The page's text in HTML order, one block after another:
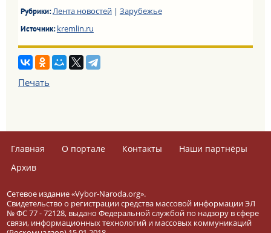
Рубрики:Лента новостей| Зарубежье
Источник:kremlin.ru
Печать
Главная О портале Контакты
Наши партнёры
Архив
Сетевое издание «Vybor-Naroda.org».
Свидетельство о регистрации средства массовой информации ЭЛ
№ ФС 77 - 72128, выдано Федеральной службой по надзору в сфере
связи, информационных технологий и массовых коммуникаций